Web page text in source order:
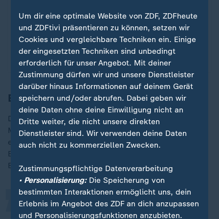
geworden. Im Finale über 1500 Meter verteidigte
er seinen Vorsprung knapp. Niklas Kaul wurde
Vierter.
mit Video
Erste Staffel-Medaille für DSV seit 2022
Die deutsche Staffel sicherte sich mit Bronze die erste
Medaille in dieser Disziplin seit Eugene 2022, als sie
ebenfalls Rang drei belegte. Ein Jahr später in
Budapest landete das Team um die frühere Doppel-
Europameisterin Lückenkemper auf Platz sechs.
Es war einfach wirklich eine saugeile
„
Um dir eine optimale Website von ZDF, ZDFheute
und ZDFtivi präsentieren zu können, setzen wir
Cookies und vergleichbare Techniken ein. Einige
der eingesetzten Techniken sind unbedingt
erforderlich für unser Angebot. Mit deiner
Zustimmung dürfen wir und unsere Dienstleister
darüber hinaus Informationen auf deinem Gerät
speichern und/oder abrufen. Dabei geben wir
deine Daten ohne deine Einwilligung nicht an
Dritte weiter, die nicht unsere direkten
Dienstleister sind. Wir verwenden deine Daten
auch nicht zu kommerziellen Zwecken.
Zustimmungspflichtige Datenverarbeitung
• Personalisierung:Die Speicherung von
bestimmten Interaktionen ermöglicht uns, dein
Erlebnis im Angebot des ZDF an dich anzupassen
und Personalisierungsfunktionen anzubieten.